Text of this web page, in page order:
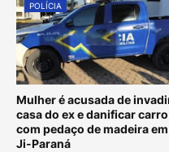
POLÍCIA
Mulher é acusada de
casa do ex e danificar carro
com pedaço de madeira em
Ji-Paraná